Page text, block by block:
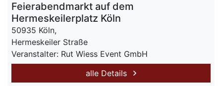
Feierabendmarkt auf dem
Hermeskeilerplatz Köln
50935 Köln,
Hermeskeiler Straße
Veranstalter: Rut Wiess Event GmbH
alle Details